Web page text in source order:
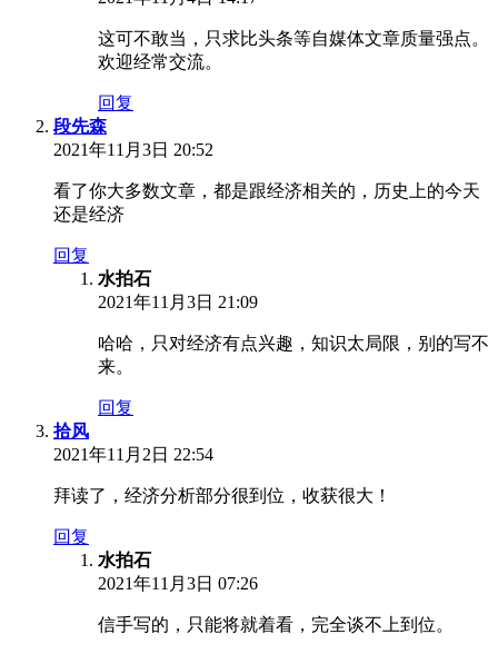
这可不敢当，只求比头条等自媒体文章质量强点。
欢迎经常交流。
回复
段先森
2021年11月3日 20:52
看了你大多数文章，都是跟经济相关的，历史上的今天
还是经济
回复
水拍石
2021年11月3日 21:09
哈哈，只对经济有点兴趣，知识太局限，别的写不
来。
回复
拾风
2021年11月2日 22:54
拜读了，经济分析部分很到位，收获很大！
回复
水拍石
2021年11月3日 07:26
信手写的，只能将就着看，完全谈不上到位。